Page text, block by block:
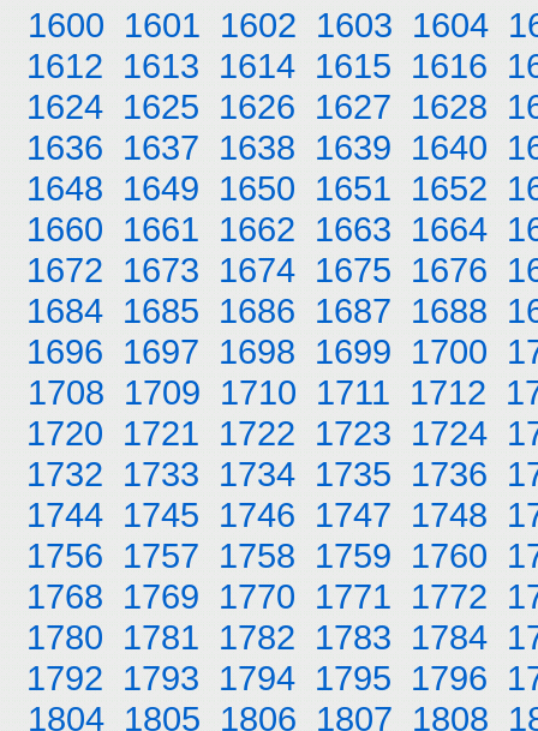
1600 1601 1602 1603 1604
1612 1613 1614 1615 1616
1624 1625 1626 1627 1628
1636 1637 1638 1639 1640
1648 1649 1650 1651 1652
1660 1661 1662 1663 1664
1672 1673 1674 1675 1676
1684 1685 1686 1687 1688
1696 1697 1698 1699 1700
1708 1709 1710 1711 1712
1720 1721 1722 1723 1724
1732 1733 1734 1735 1736
1744 1745 1746 1747 1748
1756 1757 1758 1759 1760
1768 1769 1770 1771 1772
1780 1781 1782 1783 1784
1792 1793 1794 1795 1796
1804 1805 1806 1807 1808